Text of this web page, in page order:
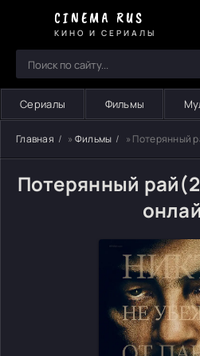
CINEMA RUS
КИНО И СЕРИАЛЫ
Сериалы Фильмы
Главная » Фильмы » Потерянный
Потерянный